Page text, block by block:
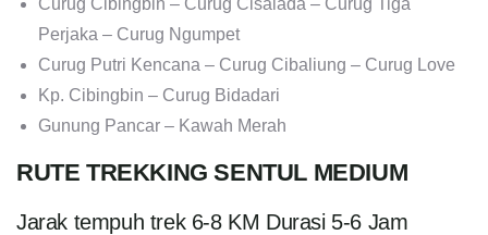
Perjaka – Curug Ngumpet
Curug Putri Kencana – Curug Cibaliung – Curug Love
Kp. Cibingbin – Curug Bidadari
Gunung Pancar – Kawah Merah
RUTE TREKKING SENTUL MEDIUM
Jarak tempuh trek 6-8 KM Durasi 5-6 Jam